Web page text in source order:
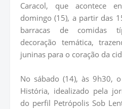
Caracol, que acontece
domingo (15), a partir das
barracas de comidas
decoração temática,
juninas para o coração da
No sábado (14), às 9h30,
História, idealizado pela
do perfil Petrópolis Sob